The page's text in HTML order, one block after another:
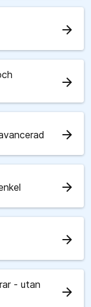
arrow_forward
arrow_forward
arrow_forward
arrow_forward
arrow_forward
- utan
arrow_forward